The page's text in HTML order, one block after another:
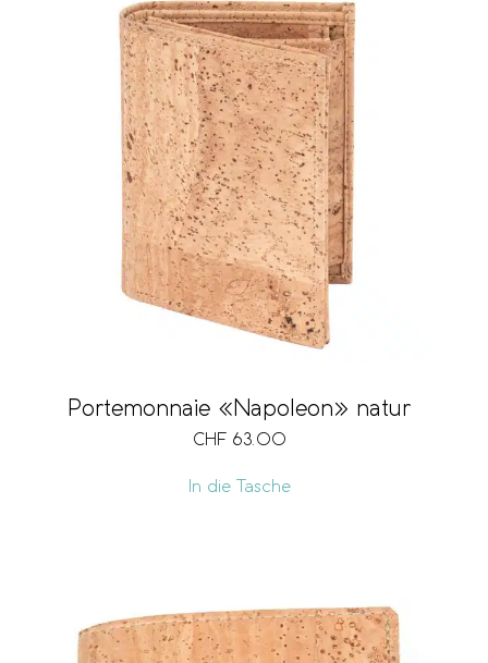
Portemonnaie «Napoleon» natur
CHF 63.00
In die Tasche